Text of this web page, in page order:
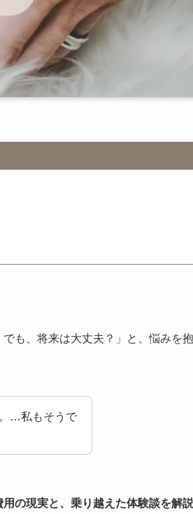
も、将来は大丈夫？」と、悩みを抱
…私もそうで
の現実と、乗り越えた体験談を解説